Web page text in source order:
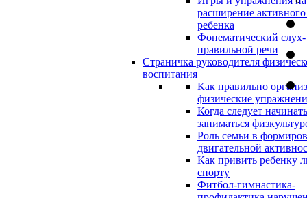
расширение активного
ребенка
Фонематический слух-
правильной речи
Страничка руководителя
воспитания
Как правильно
физические
Когда следует начинать
заниматься
Роль семьи в
двигательной
Как привить ребенку
спорту
Фитбол-гимнастика-